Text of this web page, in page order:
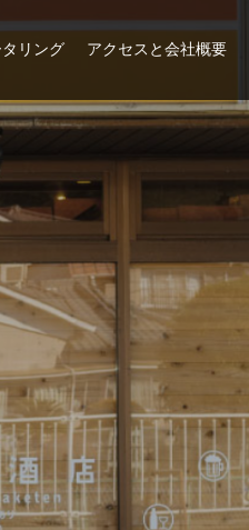
リング アクセスと会社概要